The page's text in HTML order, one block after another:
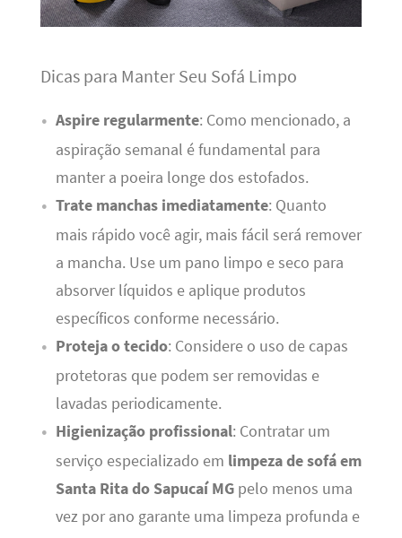
Dicas para Manter Seu Sofá Limpo
Aspire regularmente: Como mencionado, a
aspiração semanal é fundamental para
manter a poeira longe dos estofados.
Trate manchas imediatamente: Quanto
mais rápido você agir, mais fácil será remover
a mancha. Use um pano limpo e seco para
absorver líquidos e aplique produtos
específicos conforme necessário.
Proteja o tecido: Considere o uso de capas
protetoras que podem ser removidas e
lavadas periodicamente.
Higienização profissional: Contratar um
serviço especializado em limpeza de sofá em
Santa Rita do Sapucaí MGpelo menos uma
vez por ano garante uma limpeza profunda e